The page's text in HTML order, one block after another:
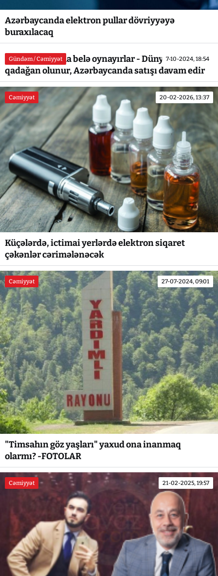
Azərbaycanda elektron pullar dövriyyəyə
buraxılacaq
Gündəm / Cəmiyyət 7-10-2024, 18:54
Sağlamlığımızla belə oynayırlar - Dünyada
qadağan olunur, Azərbaycanda satışı davam edir
Cəmiyyət 20-02-2026, 13:37
Küçələrdə, ictimai yerlərdə elektron siqaret
çəkənlər cərimələnəcək
Cəmiyyət 27-07-2024, 09:01
"Timsahın göz yaşları" yaxud ona inanmaq
olarmı? -FOTOLAR
Cəmiyyət 21-02-2025, 19:57